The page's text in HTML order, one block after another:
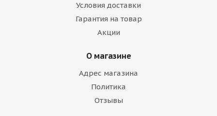
Условия доставки
Гарантия на товар
Акции
О магазине
Адрес магазина
Политика
Отзывы